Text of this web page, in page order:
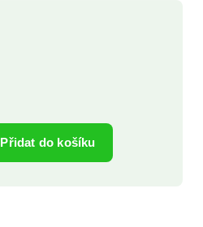
Přidat do košíku